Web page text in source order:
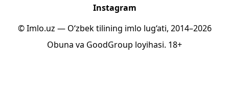
Instagram
© Imlo.uz — O‘zbek tilining imlo lug‘ati, 2014–2026
Obuna va GoodGroup loyihasi. 18+